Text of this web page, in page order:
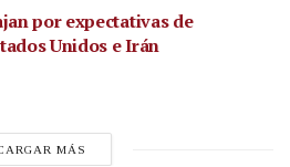
por expectativas de
Unidos e Irán
MÁS